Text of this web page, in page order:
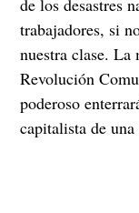
trabajadores, si
nuestra clase. La
Revolución
poderoso
capitalista de